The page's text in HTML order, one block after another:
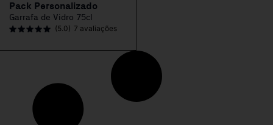
Pack Personalizado
Garrafa de Vidro 75cl
(5.0) 7 avaliações